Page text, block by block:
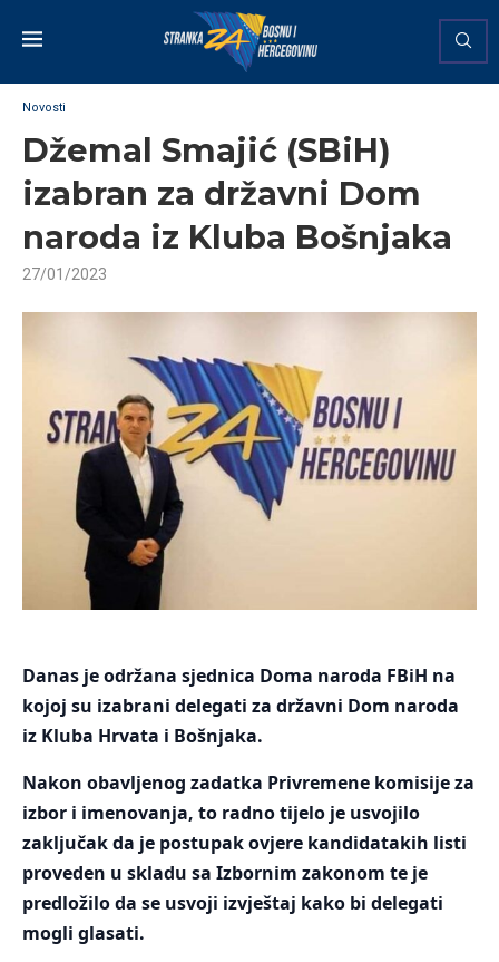
Novosti
Džemal Smajić (SBiH)
izabran za državni Dom
naroda iz Kluba Bošnjaka
27/01/2023
Danas je održana sjednica Doma naroda FBiH na
kojoj su izabrani delegati za državni Dom naroda
iz Kluba Hrvata i Bošnjaka.
Nakon obavljenog zadatka Privremene komisije za
izbor i imenovanja, to radno tijelo je usvojilo
zaključak da je postupak ovjere kandidatakih listi
proveden u skladu sa Izbornim zakonom te je
predložilo da se usvoji izvještaj kako bi delegati
mogli glasati.